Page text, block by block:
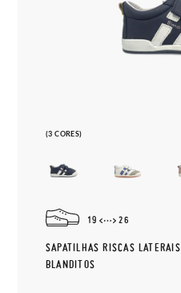
(3 CORES)
19 26
SAPATILHAS RISCAS LATERAIS
BLANDITOS